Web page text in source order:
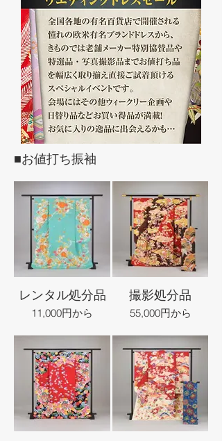
■お値打ち振袖
レンタル処分品
11,000円から
撮影処分品
55,000円から